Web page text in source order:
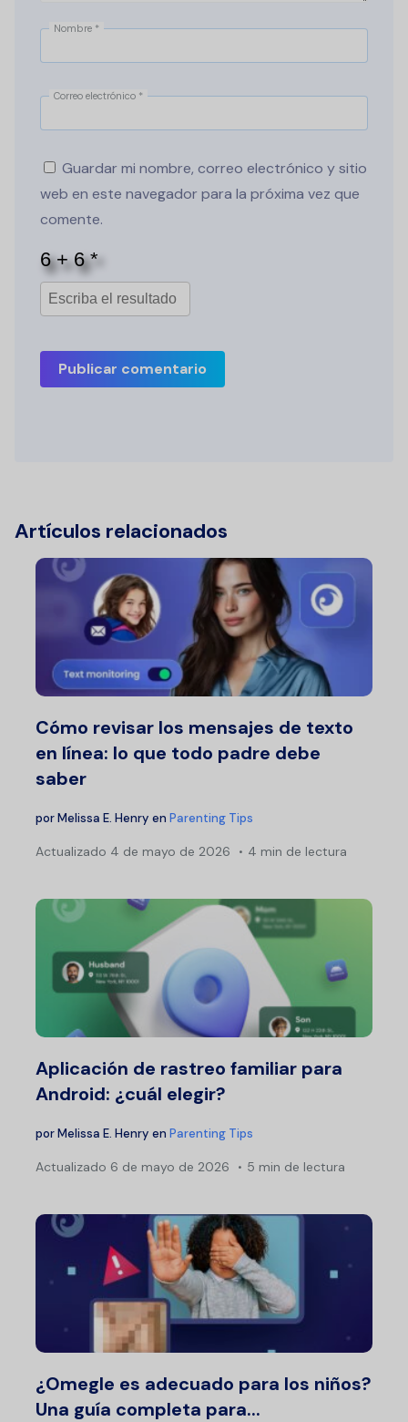
Nombre *
Correo electrónico *
Guardar mi nombre, correo electrónico y sitio
web en este navegador para la próxima vez que
comente.
Publicar comentario
Artículos relacionados
Cómo revisar los mensajes de texto
en línea: lo que todo padre debe
saber
porMelissa E. Henry en Parenting Tips
Actualizado 4 de mayo de 2026 4 min de lectura
Aplicación de rastreo familiar para
Android: ¿cuál elegir?
porMelissa E. Henry en Parenting Tips
Actualizado 6 de mayo de 2026 5 min de lectura
¿Omegle es adecuado para los niños?
Una guía completa para...